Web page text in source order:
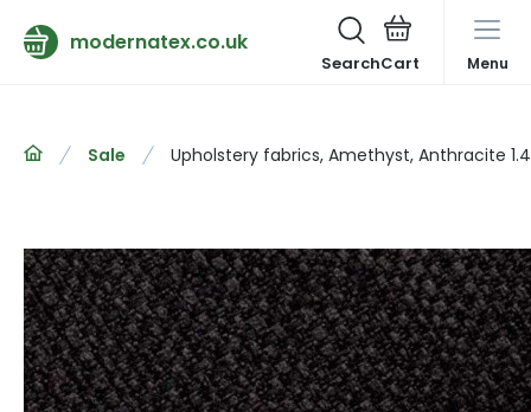
modernatex.co.uk
Search Menu
Sale Upholstery fabrics, Amethyst, Anthracite